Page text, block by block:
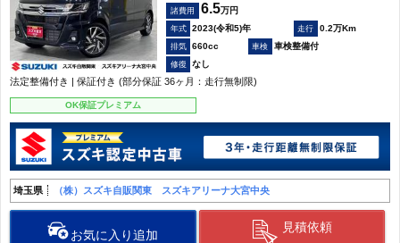
諸費用 6.5万円
2023(令和5)年
0.2万Km
660cc
車検整備付
なし
法定整備付き | 保証付き (部分保証 36ヶ月：走行無制限)
OK保証プレミアム
埼玉県 （株）スズキ自販関東 スズキアリーナ大宮中央
お気に入り追加
見積依頼